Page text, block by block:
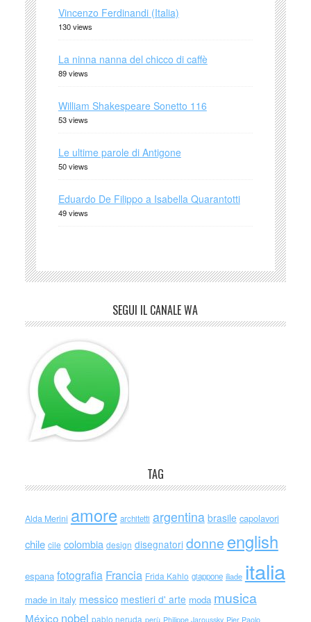
Vincenzo Ferdinandi (Italia)
130 views
La ninna nanna del chicco di caffè
89 views
William Shakespeare Sonetto 116
53 views
Le ultime parole di Antigone
50 views
Eduardo De Filippo a Isabella Quarantotti
49 views
SEGUI IL CANALE WA
TAG
Alda Merini amore architetti argentina brasile capolavori
chile cile colombia design disegnatori donne english
espana fotografia Francia Frida Kahlo giappone iliade italia
made in italy messico mestieri d' arte moda musica
México nobel pablo neruda perù Philippe Jaroussky Pier Paolo